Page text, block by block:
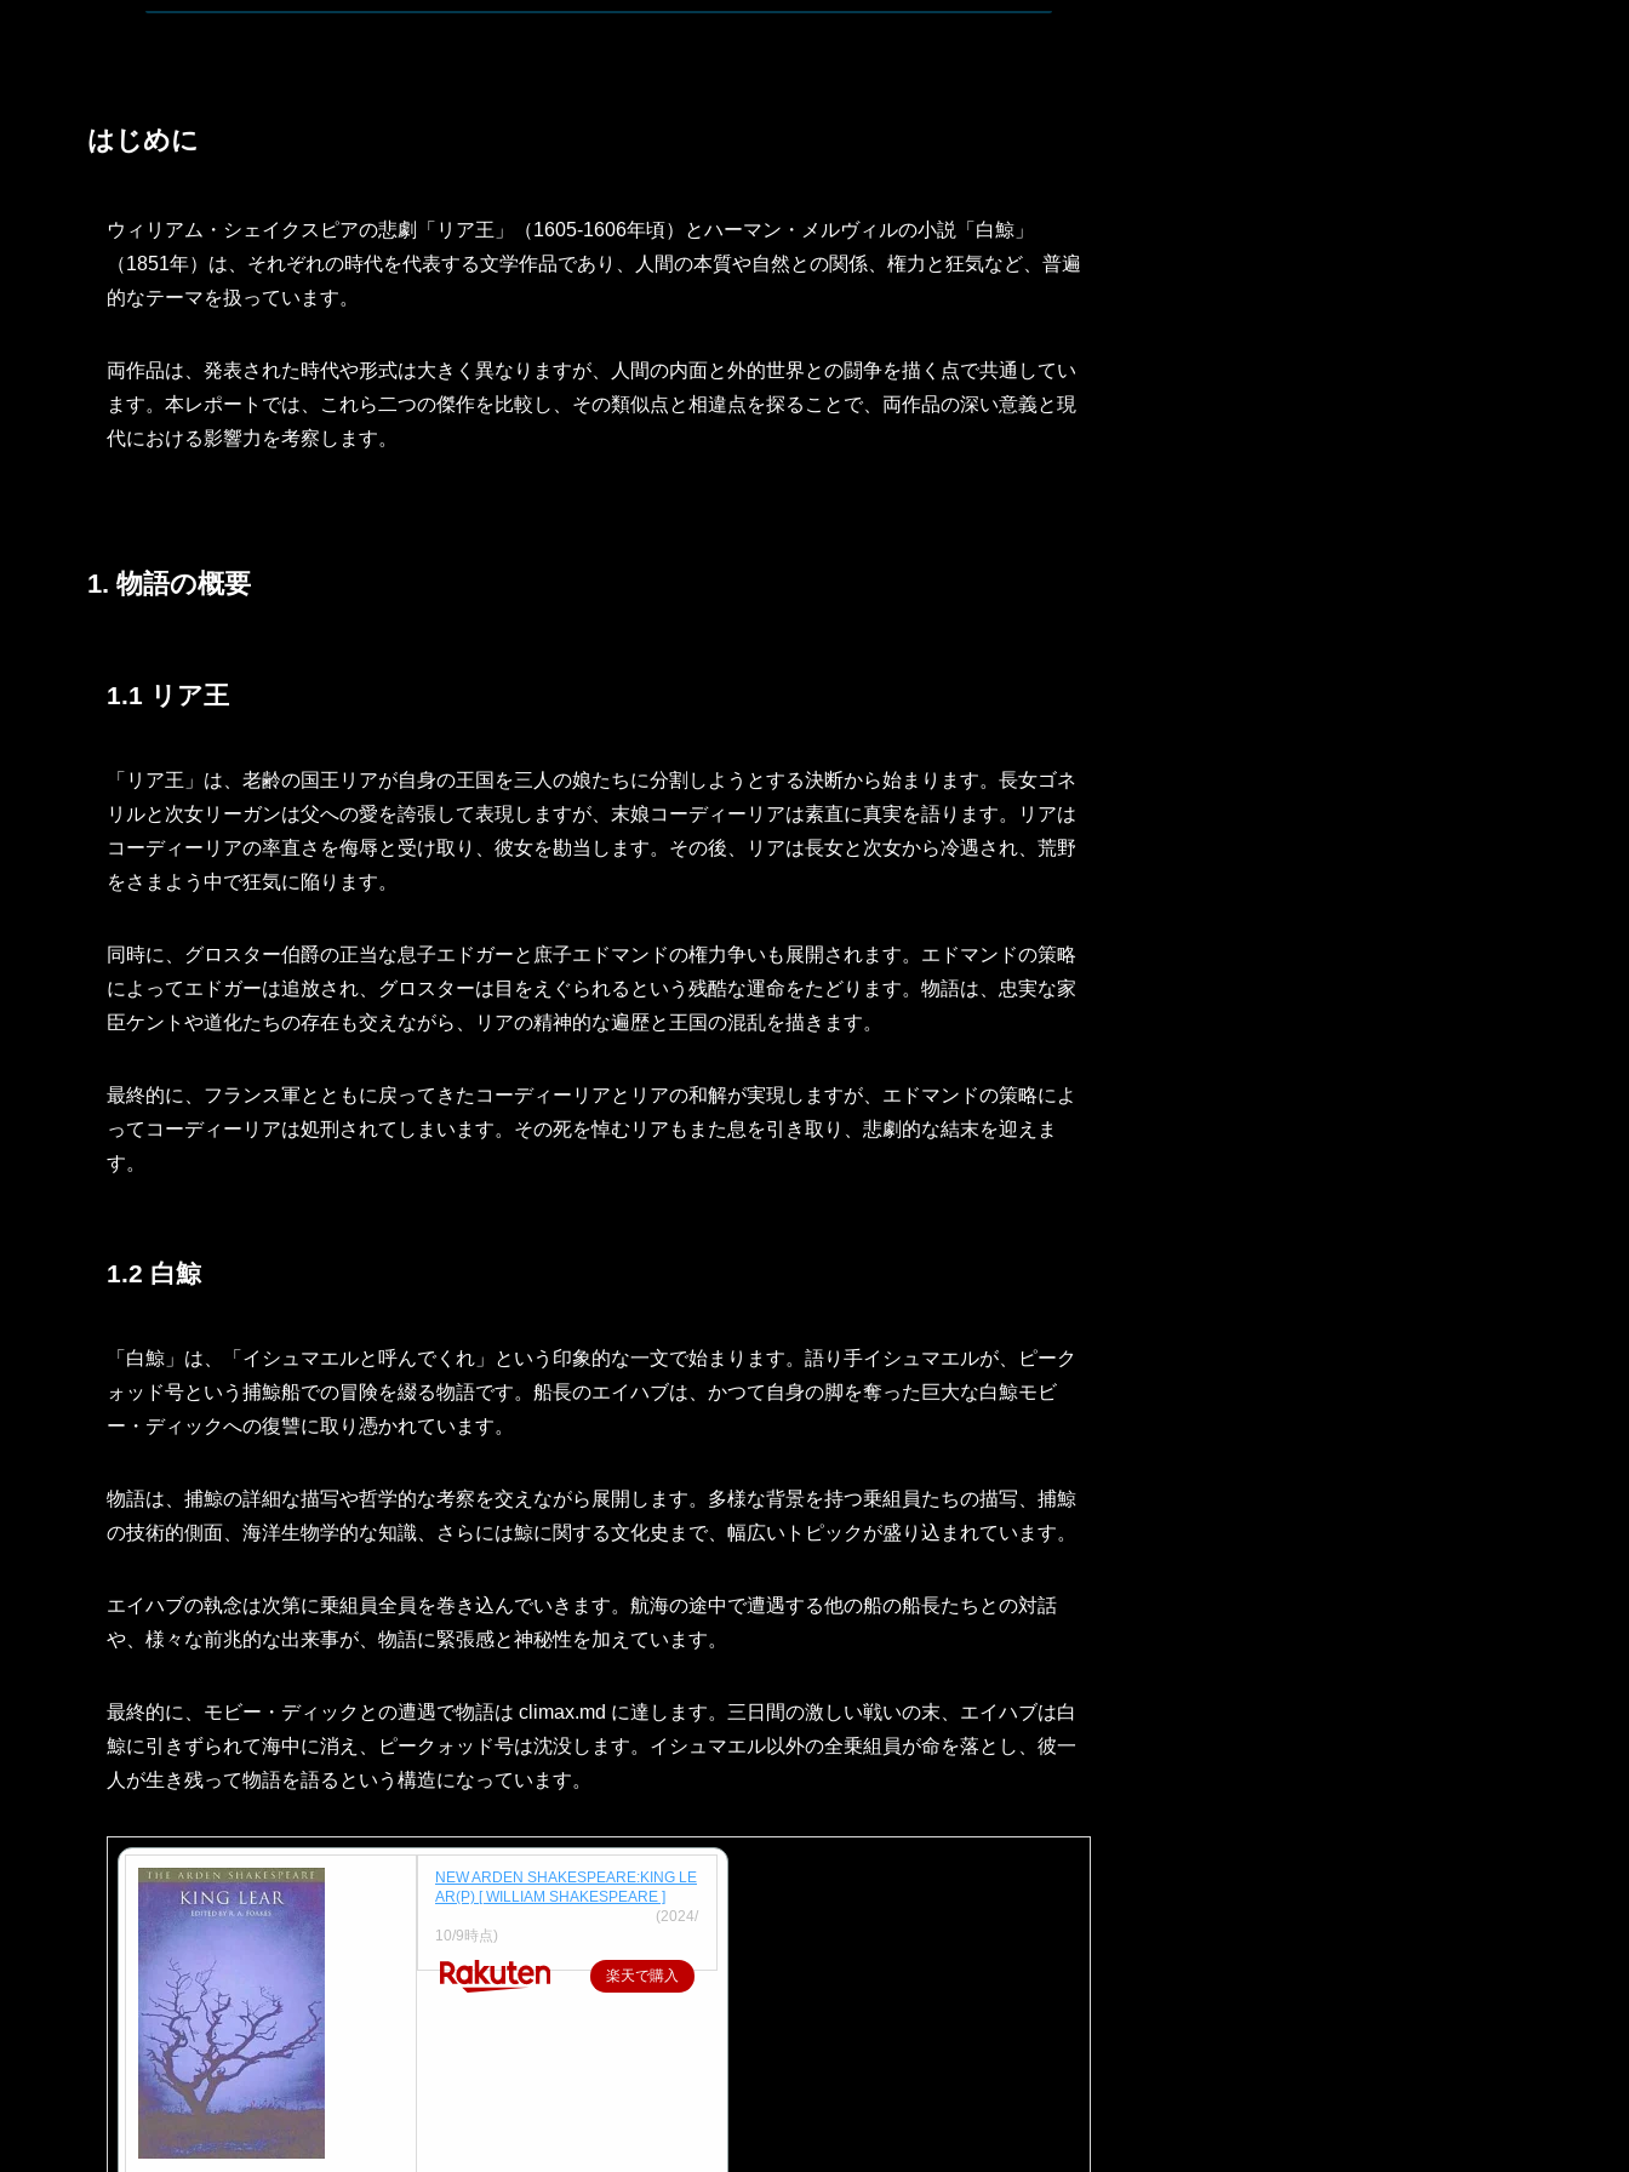
はじめに
ウィリアム・シェイクスピアの悲劇「リア王」（1605-1606年頃）とハーマン・メルヴィルの小説「白鯨」
（1851年）は、それぞれの時代を代表する文学作品であり、人間の本質や自然との関係、権力と狂気など、普遍
的なテーマを扱っています。
両作品は、発表された時代や形式は大きく異なりますが、人間の内面と外的世界との闘争を描く点で共通してい
ます。本レポートでは、これら二つの傑作を比較し、その類似点と相違点を探ることで、両作品の深い意義と現
代における影響力を考察します。
1. 物語の概要
1.1 リア王
「リア王」は、老齢の国王リアが自身の王国を三人の娘たちに分割しようとする決断から始まります。長女ゴネ
リルと次女リーガンは父への愛を誇張して表現しますが、末娘コーディーリアは素直に真実を語ります。リアは
コーディーリアの率直さを侮辱と受け取り、彼女を勘当します。その後、リアは長女と次女から冷遇され、荒野
をさまよう中で狂気に陥ります。
同時に、グロスター伯爵の正当な息子エドガーと庶子エドマンドの権力争いも展開されます。エドマンドの策略
によってエドガーは追放され、グロスターは目をえぐられるという残酷な運命をたどります。物語は、忠実な家
臣ケントや道化たちの存在も交えながら、リアの精神的な遍歴と王国の混乱を描きます。
最終的に、フランス軍とともに戻ってきたコーディーリアとリアの和解が実現しますが、エドマンドの策略によ
ってコーディーリアは処刑されてしまいます。その死を悼むリアもまた息を引き取り、悲劇的な結末を迎えま
す。
1.2 白鯨
「白鯨」は、「イシュマエルと呼んでくれ」という印象的な一文で始まります。語り手イシュマエルが、ピーク
ォッド号という捕鯨船での冒険を綴る物語です。船長のエイハブは、かつて自身の脚を奪った巨大な白鯨モビ
ー・ディックへの復讐に取り憑かれています。
物語は、捕鯨の詳細な描写や哲学的な考察を交えながら展開します。多様な背景を持つ乗組員たちの描写、捕鯨
の技術的側面、海洋生物学的な知識、さらには鯨に関する文化史まで、幅広いトピックが盛り込まれています。
エイハブの執念は次第に乗組員全員を巻き込んでいきます。航海の途中で遭遇する他の船の船長たちとの対話
や、様々な前兆的な出来事が、物語に緊張感と神秘性を加えています。
最終的に、モビー・ディックとの遭遇で物語は climax.md に達します。三日間の激しい戦いの末、エイハブは白
鯨に引きずられて海中に消え、ピークォッド号は沈没します。イシュマエル以外の全乗組員が命を落とし、彼一
人が生き残って物語を語るという構造になっています。
NEW ARDEN SHAKESPEARE:KING LE
AR(P) [ WILLIAM SHAKESPEARE ]
(2024/
10/9時点)
楽天で購入